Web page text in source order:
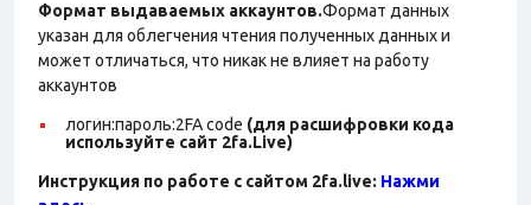
Формат выдаваемых аккаунтов.Формат данных
указан для облегчения чтения полученных данных и
может отличаться, что никак не влияет на работу
аккаунтов
логин:пароль:2FAcode (для расшифровки кода
используйте сайт 2fa.Live)
Инструкция по работе с сайтом 2fa.live: Нажми